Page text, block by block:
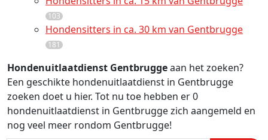
103
Hondensitters in ca. 30 km van Gentbrugge
181
Hondenuitlaatdienst Gentbruggeaan het zoeken?
Een geschikte hondenuitlaatdienst in Gentbrugge
zoeken doet u hier. Tot nu toe hebben er 0
hondenuitlaatdienst in Gentbrugge zich aangemeld en
nog veel meer rondom Gentbrugge!